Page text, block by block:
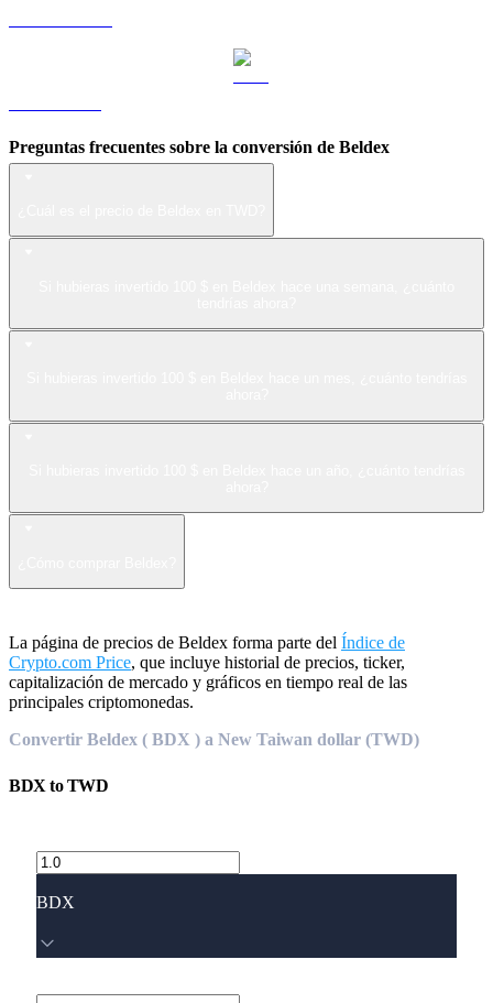
Preguntas frecuentes sobre la conversión de Beldex
La página de precios de Beldex forma parte del Índice de
Crypto.com Price, que incluye historial de precios, ticker,
capitalización de mercado y gráficos en tiempo real de las
principales criptomonedas.
Convertir Beldex ( BDX ) a New Taiwan dollar (TWD)
BDX toTWD
BDX